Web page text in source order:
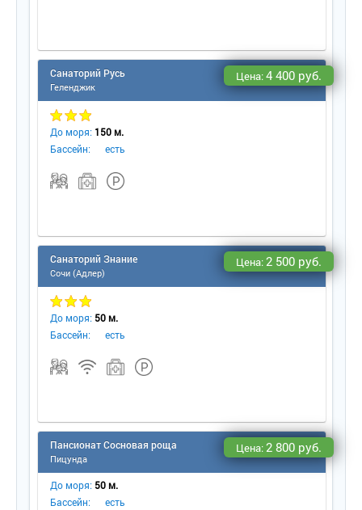
Санаторий Русь
Геленджик
Цена:4 400 руб.
До моря: 150 м.
Бассейн:
есть
Санаторий Знание
Сочи (Адлер)
Цена:2 500 руб.
До моря: 50 м.
Бассейн:
есть
Пансионат Сосновая роща
Пицунда
Цена:2 800 руб.
До моря: 50 м.
Бассейн:
есть